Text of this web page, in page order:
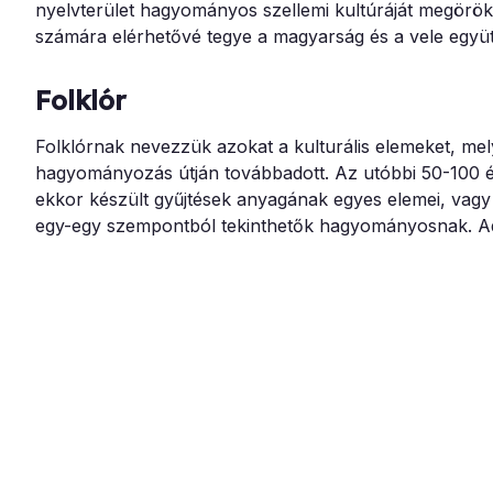
nyelvterület hagyományos szellemi kultúráját
számára elérhetővé tegye a magyarság és a vele
Folklór
Folklórnak nevezzük azokat a kulturális elemeket,
hagyományozás útján továbbadott. Az utóbbi 50-
ekkor készült gyűjtések anyagának egyes elemei,
egy-egy szempontból tekinthetők hagyományosnak.